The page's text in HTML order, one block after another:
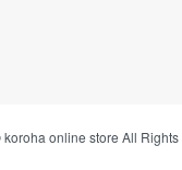
online store All Rights